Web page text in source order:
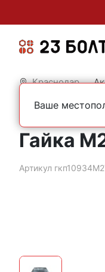
Краснодар
Главная Строительный
Гайка
Артикул
Ваше